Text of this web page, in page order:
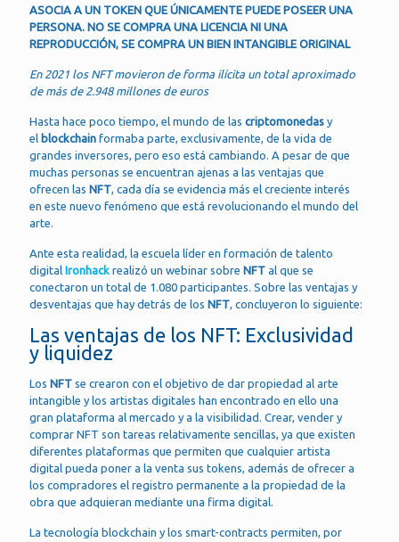
ASOCIA A UN TOKEN QUE ÚNICAMENTE PUEDE POSEER UNA
PERSONA. NO SE COMPRA UNA LICENCIA NI UNA
REPRODUCCIÓN, SE COMPRA UN BIEN INTANGIBLE ORIGINAL
En 2021 los NFT movieron de forma ilícita un total aproximado
de más de 2.948 millones de euros
Hasta hace poco tiempo, el mundo de las criptomonedas y
el blockchain formaba parte, exclusivamente, de la vida de
grandes inversores, pero eso está cambiando. A pesar de que
muchas personas se encuentran ajenas a las ventajas que
ofrecen las NFT, cada día se evidencia más el creciente interés
en este nuevo fenómeno que está revolucionando el mundo del
arte.
Ante esta realidad, la escuela líder en formación de talento
digital Ironhack realizó un webinar sobre NFT al que se
conectaron un total de 1.080 participantes. Sobre las ventajas y
desventajas que hay detrás de los NFT, concluyeron lo siguiente:
Las ventajas de los NFT: Exclusividad
y liquidez
Los NFT se crearon con el objetivo de dar propiedad al arte
intangible y los artistas digitales han encontrado en ello una
gran plataforma al mercado y a la visibilidad. Crear, vender y
comprar NFT son tareas relativamente sencillas, ya que existen
diferentes plataformas que permiten que cualquier artista
digital pueda poner a la venta sus tokens, además de ofrecer a
los compradores el registro permanente a la propiedad de la
obra que adquieran mediante una firma digital.
La tecnología blockchain y los smart-contracts permiten, por